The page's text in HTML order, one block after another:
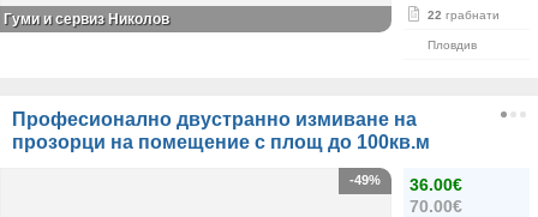
22 грабнати
Пловдив
Гуми и сервиз Николов
Професионално двустранно измиване на
прозорци на помещение с площ до 100кв.м
36.00€
70.00€
-49%